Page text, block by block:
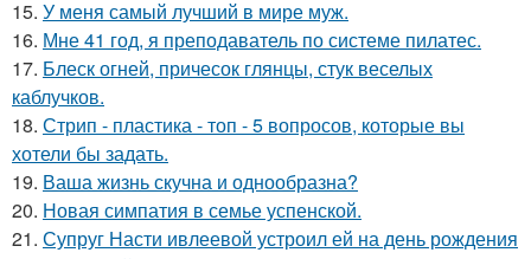
15. У меня самый лучший в мире муж.
16. Мне 41 год, я преподаватель по системе пилатес.
17. Блеск огней, причесок глянцы, стук веселых
каблучков.
18. Стрип - пластика - топ - 5 вопросов, которые вы
хотели бы задать.
19. Ваша жизнь скучна и однообразна?
20. Новая симпатия в семье успенской.
21. Супруг Насти ивлеевой устроил ей на день рождения